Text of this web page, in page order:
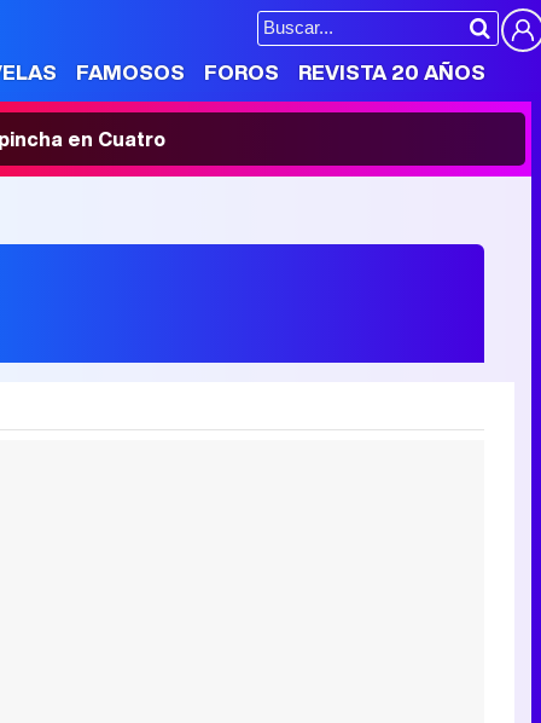
FAMOSOS FOROS REVISTA 20 AÑOS
en Cuatro